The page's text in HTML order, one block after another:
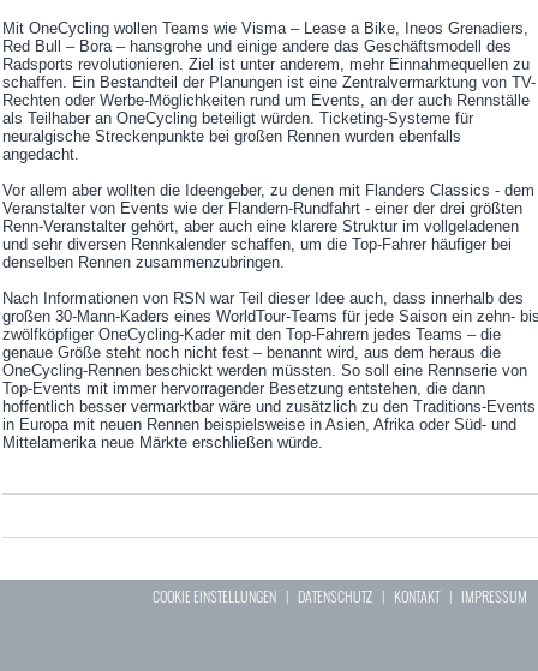
Mit OneCycling wollen Teams wie Visma – Lease a Bike, Ineos Grenadiers,
Red Bull – Bora – hansgrohe und einige andere das Geschäftsmodell des
Radsports revolutionieren. Ziel ist unter anderem, mehr Einnahmequellen zu
schaffen. Ein Bestandteil der Planungen ist eine Zentralvermarktung von TV-
Rechten oder Werbe-Möglichkeiten rund um Events, an der auch Rennställe
als Teilhaber an OneCycling beteiligt würden. Ticketing-Systeme für
neuralgische Streckenpunkte bei großen Rennen wurden ebenfalls
angedacht.
Vor allem aber wollten die Ideengeber, zu denen mit Flanders Classics - dem
Veranstalter von Events wie der Flandern-Rundfahrt - einer der drei größten
Renn-Veranstalter gehört, aber auch eine klarere Struktur im vollgeladenen
und sehr diversen Rennkalender schaffen, um die Top-Fahrer häufiger bei
denselben Rennen zusammenzubringen.
Nach Informationen von RSN war Teil dieser Idee auch, dass innerhalb des
großen 30-Mann-Kaders eines WorldTour-Teams für jede Saison ein zehn-
zwölfköpfiger OneCycling-Kader mit den Top-Fahrern jedes Teams – die
genaue Größe steht noch nicht fest – benannt wird, aus dem heraus die
OneCycling-Rennen beschickt werden müssten. So soll eine Rennserie von
Top-Events mit immer hervorragender Besetzung entstehen, die dann
hoffentlich besser vermarktbar wäre und zusätzlich zu den Traditions-Events
in Europa mit neuen Rennen beispielsweise in Asien, Afrika oder Süd- und
Mittelamerika neue Märkte erschließen würde.
COOKIE EINSTELLUNGEN | DATENSCHUTZ | KONTAKT| IMPRESSUM